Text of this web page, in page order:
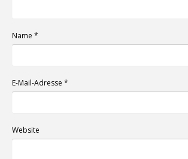
Name *
E-Mail-Adresse *
Website